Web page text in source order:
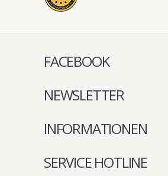
FACEBOOK
NEWSLETTER
INFORMATIONEN
SERVICE HOTLINE